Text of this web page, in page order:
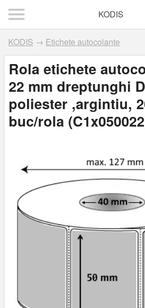
KODIS
KODIS → Etichete autocolante
Rola etichete
22 mm dreptunghi
poliester ,argintiu,
buc/rola